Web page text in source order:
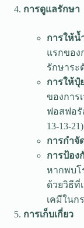
การดูแลรักษา
การให้น้
แรกของ
รักษาระ
การให้ปุ๋
ของการ
ฟอสฟอรั
13-13-
การกำจั
การป้อง
หากพบโ
ด้วยวิธีที่
เคมีในก
การเก็บเกี่ยว